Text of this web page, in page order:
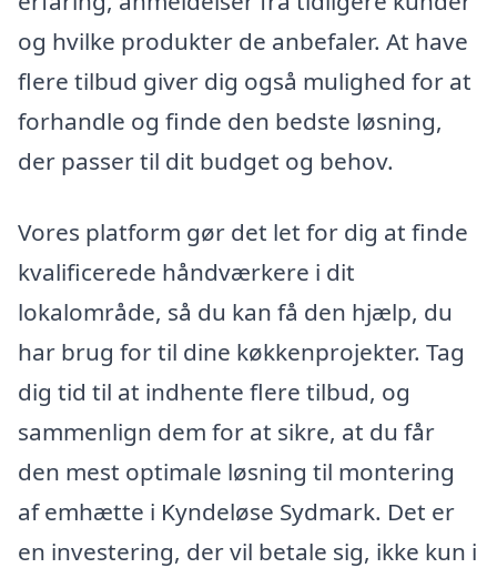
og hvilke produkter de anbefaler. At have
flere tilbud giver dig også mulighed for at
forhandle og finde den bedste løsning,
der passer til dit budget og behov.
Vores platform gør det let for dig at finde
kvalificerede håndværkere i dit
lokalområde, så du kan få den hjælp, du
har brug for til dine køkkenprojekter. Tag
dig tid til at indhente flere tilbud, og
sammenlign dem for at sikre, at du får
den mest optimale løsning til montering
af emhætte i Kyndeløse Sydmark. Det er
en investering, der vil betale sig, ikke kun i